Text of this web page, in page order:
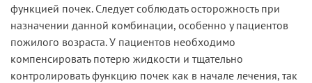
функцией почек. Следует соблюдать осторожность при
назначении данной комбинации, особенно у пациентов
пожилого возраста. У пациентов необходимо
компенсировать потерю жидкости и тщательно
контролировать функцию почек как в начале лечения, так